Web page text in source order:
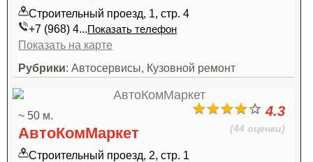
Строительный проезд, 1, стр. 4
+7 (968) 4...Показать телефон
Показать на карте
Рубрики: Автосервисы, Кузовной ремонт
4.3
(44 оценки)
~ 50 м.
АвтоКомМаркет
Строительный проезд, 2, стр. 1